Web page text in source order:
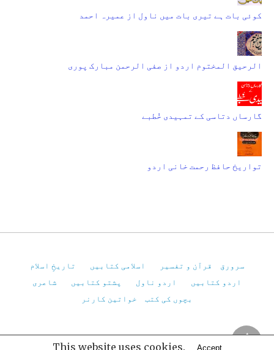
کوئی بات ہے تیری بات میں ناول از عمیرہ احمد
الرحیق المختوم اردو از صفی الرحمن مبارک پوری
گارساں دتاسی کے تمہیدی خُطبے
تواریخ حافظ رحمت خانی اردو
سرورق قرآن و تفسیر اسلامی کتابیں
تاریخِ اسلام
اردو کتابیں
اردو ناول پشتو کتابیں
شاعری
بچوں کی کتب
خواتین کارنر
Pakistan Virtual Library
This website uses cookies. Accept